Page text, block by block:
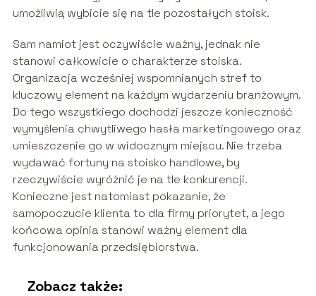
umożliwią wybicie się na tle pozostałych stoisk.
Sam namiot jest oczywiście ważny, jednak nie
stanowi całkowicie o charakterze stoiska.
Organizacja wcześniej wspomnianych stref to
kluczowy element na każdym wydarzeniu branżowym.
Do tego wszystkiego dochodzi jeszcze konieczność
wymyślenia chwytliwego hasła marketingowego oraz
umieszczenie go w widocznym miejscu. Nie trzeba
wydawać fortuny na stoisko handlowe, by
rzeczywiście wyróżnić je na tle konkurencji.
Konieczne jest natomiast pokazanie, że
samopoczucie klienta to dla firmy priorytet, a jego
końcowa opinia stanowi ważny element dla
funkcjonowania przedsiębiorstwa.
Zobacz także: